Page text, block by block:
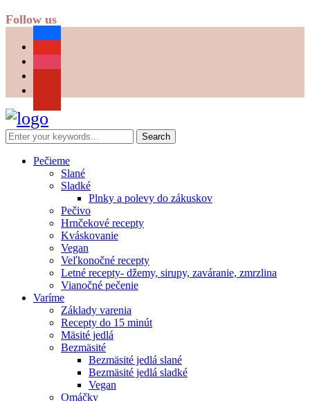
Follow us
Pečieme
Slané
Sladké
Plnky a polevy do zákuskov
Pečivo
Hrnčekové recepty
Kváskovanie
Vegan
Veľkonočné recepty
Letné recepty- džemy, sirupy, zaváranie, zmrzlina
Vianočné pečenie
Varíme
Základy varenia
Recepty do 15 minút
Mäsité jedlá
Bezmäsité
Bezmäsité jedlá slané
Bezmäsité jedlá sladké
Vegan
Omáčky